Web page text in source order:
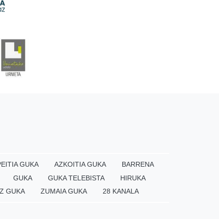
GUKA AZKOITIA GUKA
BARRENA
GUKA GUKA TELEBISTA
HIRUKA
GUKA ZUMAIA GUKA 28 KANALA